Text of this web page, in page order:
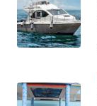
KARAWANG
WN
WN